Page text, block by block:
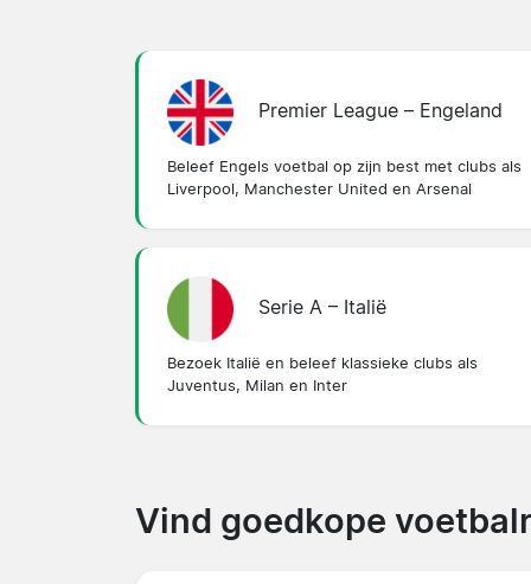
Premier League – Engeland
Beleef Engels voetbal op zijn best met clubs als
Liverpool, Manchester United en Arsenal
Serie A – Italië
Bezoek Italië en beleef klassieke clubs als
Juventus, Milan en Inter
Vind goedkope